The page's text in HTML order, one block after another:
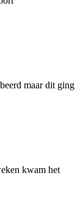
maar dit ging
kwam het